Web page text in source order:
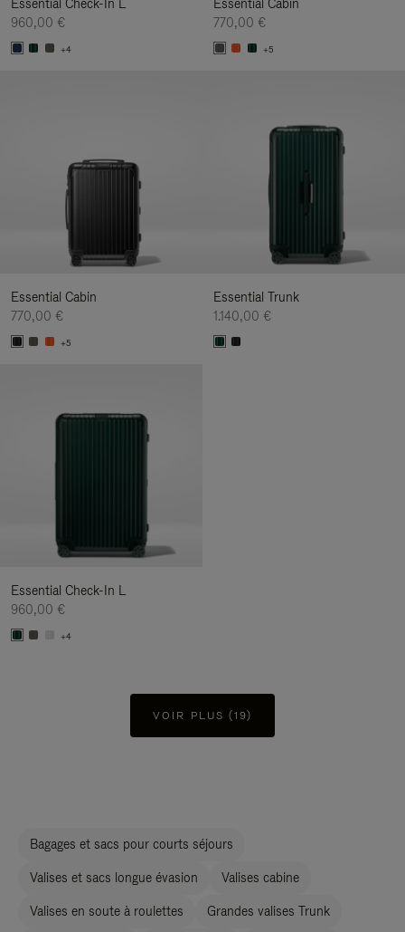
Essential Check-In L
960,00 €
+4
Essential Cabin
770,00 €
+5
Essential Cabin
770,00 €
+5
Essential Trunk
1.140,00 €
Essential Check-In L
960,00 €
+4
VOIR PLUS (19)
Bagages et sacs pour courts séjours
Valises et sacs longue évasion Valises cabine
Valises en soute à roulettes Grandes valises Trunk